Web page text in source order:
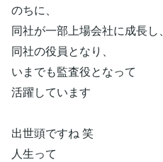
のちに、
同社が一部上場会社に成長し、
同社の役員となり、
いまでも監査役となって
活躍しています
出世頭ですね 笑
人生って